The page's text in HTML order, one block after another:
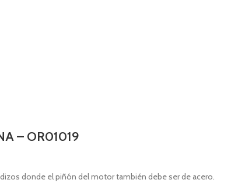
– OR01019
donde el piñón del motor también debe ser de acero.